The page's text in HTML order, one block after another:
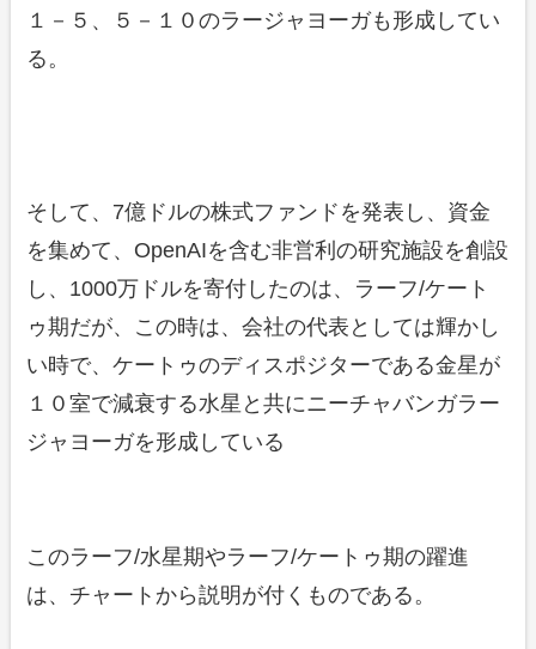
１－５、５－１０のラージャヨーガも形成してい
る。
そして、7億ドルの株式ファンドを発表し、資金
を集めて、OpenAIを含む非営利の研究施設を創設
し、1000万ドルを寄付したのは、ラーフ/ケート
ゥ期だが、この時は、会社の代表としては輝かし
い時で、ケートゥのディスポジターである金星が
１０室で減衰する水星と共にニーチャバンガラー
ジャヨーガを形成している
このラーフ/水星期やラーフ/ケートゥ期の躍進
は、チャートから説明が付くものである。